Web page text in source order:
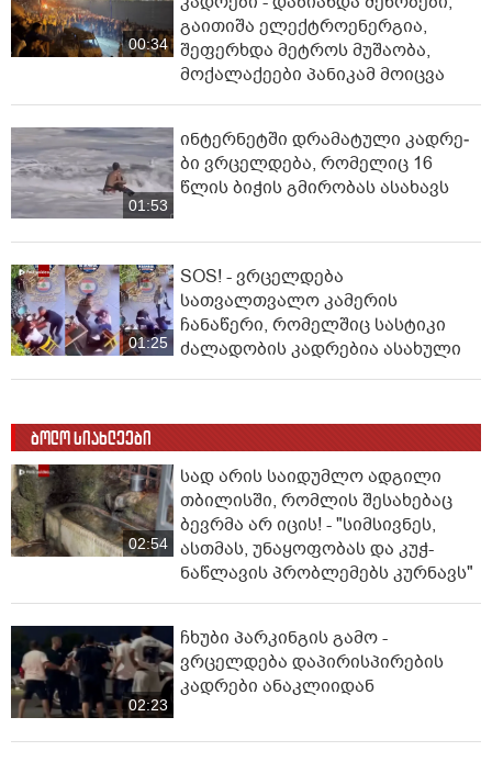
00:34
გაითიშა ელექტროენერგია,
შეფერხდა მეტროს მუშაობა,
მოქალაქეები პანიკამ მოიცვა
01:53
ინ­ტერ­ნეტ­ში დრა­მა­ტუ­ლი კად­რე­
ბი ვრცელდება, რომელიც 16
წლის ბიჭის გმირობას ასახავს
01:25
SOS! - ვრცელდება
სათვალთვალო კამერის
ჩანაწერი, რომელშიც სასტიკი
ძალადობის კადრებია ასახული
ბოლო სიახლეები
02:54
სად არის საიდუმლო ადგილი
თბილისში, რომლის შესახებაც
ბევრმა არ იცის! - "სიმსივნეს,
ასთმას, უნაყოფობას და კუჭ-
ნაწლავის პრობლემებს კურნავს"
02:23
ჩხუბი პარკინგის გამო -
ვრცელდება დაპირისპირების
კადრები ანაკლიიდან